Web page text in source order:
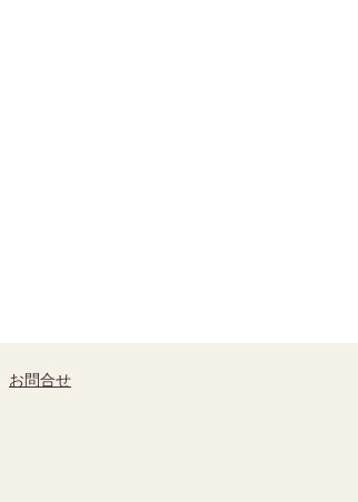
お問合せ